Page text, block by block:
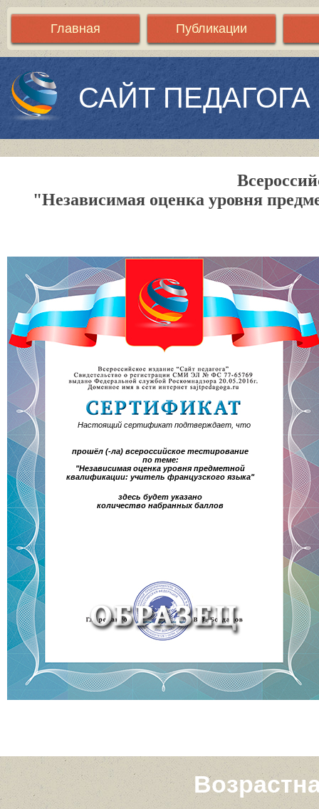
Главная Публикации
САЙТ ПЕДАГОГА
"Независимая оценка уровня
Настоящий сертификат подтверждает, что
прошёл (-ла) всероссийское тестирование
по теме:
"Независимая оценка уровня предметной
квалификации: учитель французского языка"
здесь будет указано
количество набранных баллов